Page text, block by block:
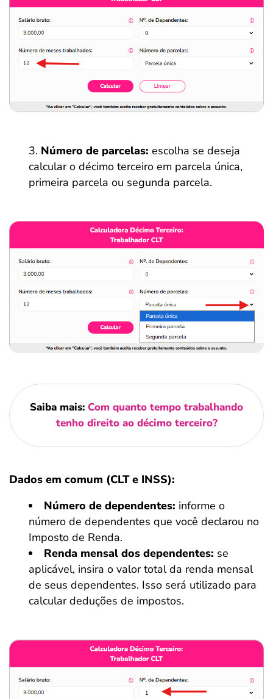
Número de parcelas: escolha se deseja
calcular o décimo terceiro em parcela única,
primeira parcela ou segunda parcela.
Saiba mais: Com quanto tempo trabalhando
tenho direito ao décimo terceiro?
Dados em comum (CLT e INSS):
Número de dependentes: informe o
número de dependentes que você declarou no
Imposto de Renda.
Renda mensal dos dependentes: se
aplicável, insira o valor total da renda mensal
de seus dependentes. Isso será utilizado para
calcular deduções de impostos.